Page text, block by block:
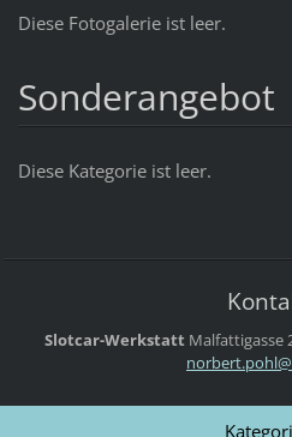
Diese Fotogalerie ist leer.
Sonderangebot
Diese Kategorie ist leer.
Slotcar-Werkstatt Malfattigasse
norbert.